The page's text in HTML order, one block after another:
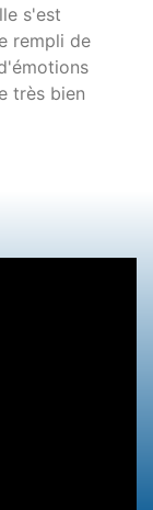
s'est
rempli de
très bien